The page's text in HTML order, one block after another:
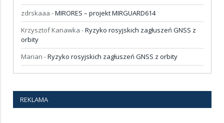
zdrskaaa -MIRORES – projekt MIRGUARD614
Krzysztof Kanawka -Ryzyko rosyjskich zagłuszeń GNSS z
orbity
Marian -Ryzyko rosyjskich zagłuszeń GNSS z orbity
REKLAMA